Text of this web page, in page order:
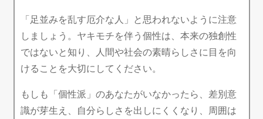
「足並みを乱す厄介な人」と思われないように注意
しましょう。ヤキモチを伴う個性は、本来の独創性
ではないと知り、人間や社会の素晴らしさに目を向
けることを大切にしてください。
もしも「個性派」のあなたがいなかったら、差別意
識が芽生え、自分らしさを出しにくくなり、周囲は